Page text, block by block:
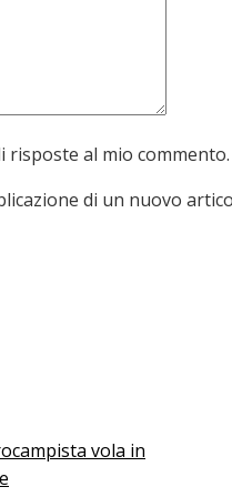
risposte al mio commento.
di un nuovo